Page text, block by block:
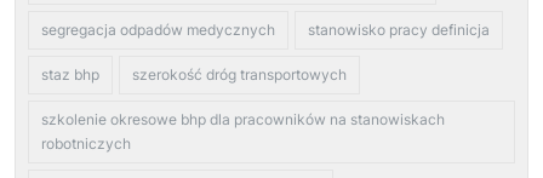
segregacja odpadów medycznych stanowisko pracy definicja
staz bhp szerokość dróg transportowych
szkolenie okresowe bhp dla pracowników na stanowiskach
robotniczych